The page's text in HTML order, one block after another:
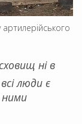
ні в
люди є
ними